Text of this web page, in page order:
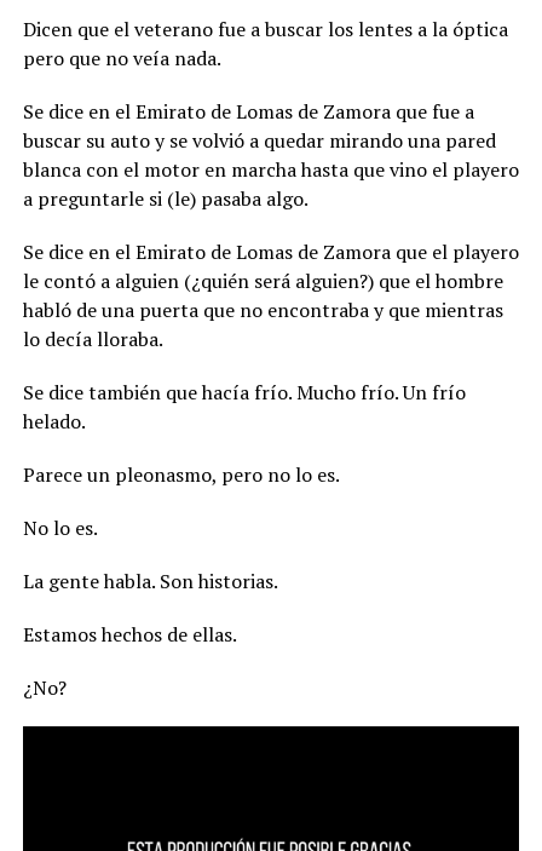
Dicen que el veterano fue a buscar los lentes a la óptica
pero que no veía nada.
Se dice en el Emirato de Lomas de Zamora que fue a
buscar su auto y se volvió a quedar mirando una pared
blanca con el motor en marcha hasta que vino el playero
a preguntarle si (le) pasaba algo.
Se dice en el Emirato de Lomas de Zamora que el playero
le contó a alguien (¿quién será alguien?) que el hombre
habló de una puerta que no encontraba y que mientras
lo decía lloraba.
Se dice también que hacía frío. Mucho frío. Un frío
helado.
Parece un pleonasmo, pero no lo es.
No lo es.
La gente habla. Son historias.
Estamos hechos de ellas.
¿No?